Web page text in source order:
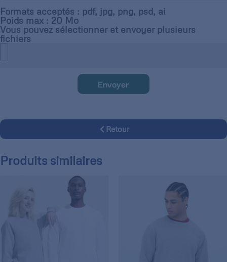
Formats acceptés : pdf, jpg, png, psd, ai
Poids max : 20 Mo
Vous pouvez sélectionner et envoyer plusieurs
fichiers
Envoyer
Retour
Produits similaires